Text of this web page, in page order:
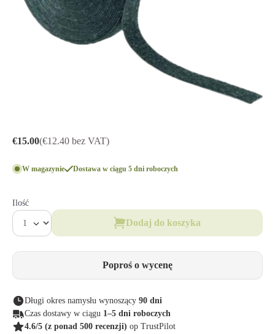
€15.00(€12.40 bez VAT)
W magazynie Dostawa w ciągu 5 dni roboczych
Ilość
Dodaj do koszyka
Poproś o wycenę
Długi okres namysłu wynoszący 90 dni
Czas dostawy w ciągu 1–5 dni roboczych
4.6/5 (z ponad 500 recenzji) op TrustPilot